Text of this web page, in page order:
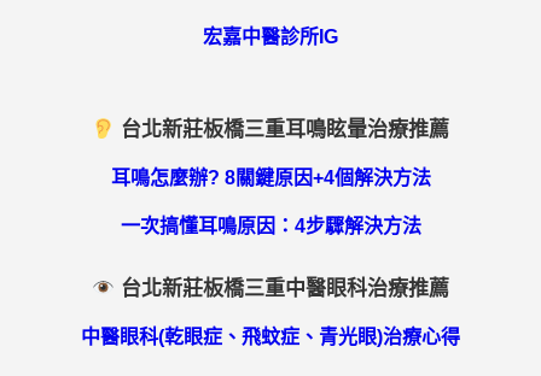
宏嘉中醫診所IG
台北新莊板橋三重耳鳴眩暈治療推薦
耳鳴怎麼辦? 8關鍵原因+4個解決方法
一次搞懂耳鳴原因：4步驟解決方法
台北新莊板橋三重中醫眼科治療推薦
中醫眼科(乾眼症、飛蚊症、青光眼)治療心得